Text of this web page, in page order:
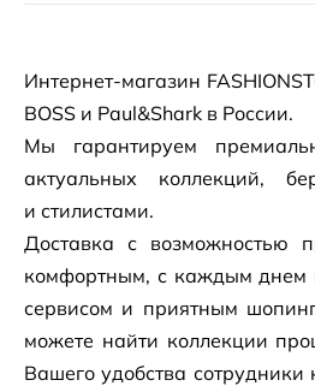
Интернет-магазин
BOSS и Paul&Shark в России.
Мы гарантируем
актуальных коллекций,
и стилистами.
Доставка с возможностью
комфортным, с каждым днем
сервисом и приятным
можете найти коллекции
Вашего удобства сотрудники